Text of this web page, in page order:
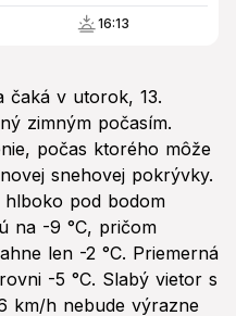
16:13
čaká v utorok, 13.
zimným počasím.
počas ktorého môže
snehovej pokrývky.
pod bodom
na -9 °C, pričom
len -2 °C. Priemerná
-5 °C. Slabý vietor s
km/h nebude výrazne